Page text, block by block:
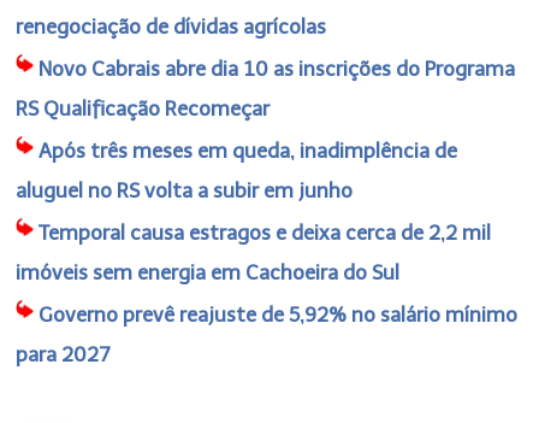
renegociação de dívidas agrícolas
Novo Cabrais abre dia 10 as inscrições do Programa
RS Qualificação Recomeçar
Após três meses em queda, inadimplência de
aluguel no RS volta a subir em junho
Temporal causa estragos e deixa cerca de 2,2 mil
imóveis sem energia em Cachoeira do Sul
Governo prevê reajuste de 5,92% no salário mínimo
para 2027